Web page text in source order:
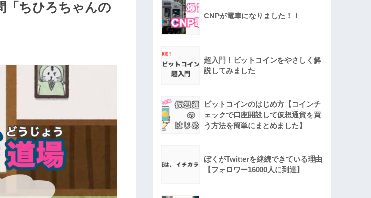
「ちひろちゃんの
CNPが電車になりました！！
超入門！ビットコインをやさしく解
説してみました
ビットコインのはじめ方【コインチ
ェックで口座開設して仮想通貨を買
う方法を簡単にまとめました】
ぼくがTwitterを継続できている理由
【フォロワー16000人に到達】